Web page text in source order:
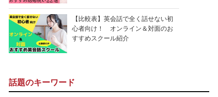
【比較表】英会話で全く話せない初
心者向け！ オンライン＆対面のお
すすめスクール紹介
話題のキーワード